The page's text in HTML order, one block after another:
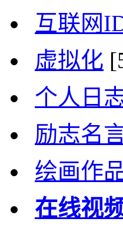
互联网
虚拟化
个人日
励志名
绘画作
在线视